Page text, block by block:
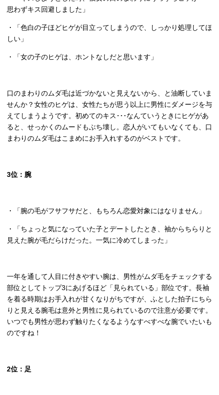
思わずキス回避しました」
・「色白の子ほどヒゲが目立ってしまうので、しっかり処理してほ
しい」
・「女の子のヒゲは、ホントなしだと思います」
口のまわりのムダ毛は近づかないと見えないから、と油断していま
せんか？女性のヒゲは、女性たちが思う以上に男性にダメージを与
えてしまうようです。初めてのキス･･･なんていうときにヒゲがあ
ると、せっかくのムードもぶち壊し。恋人がいてもいなくても、口
まわりのムダ毛はこまめにお手入れするのがベストです。
3位：腕
・「腕の毛がフサフサだと、もちろん恋愛対象にはなりません」
・「ちょっと気になっていた子とデートしたとき、袖からちらりと
見えた腕が毛だらけだった。一気に冷めてしまった」
一年を通して人目に付きやすい腕は、男性がムダ毛をチェックする
部位としてトップ3にあげるほど「見られている」部位です。長袖
を着る時期はお手入れが甘くなりがちですが、ふとした拍子にちら
りと見える腕毛は意外と男性に見られているので注意が必要です。
いつでも男性が思わず触りたくなるようなすべすべな腕でいたいも
のですね！
2位：足